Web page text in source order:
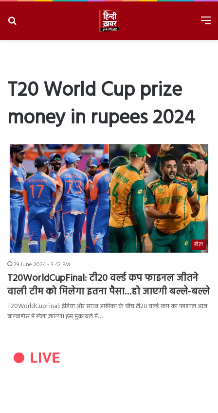
T20 World Cup prize
money in rupees 2024
खेल
29 June 2024 - 3:42 PM
T20WorldCupFinal: टी20 वर्ल्ड कप फाइनल जीतने
वाली टीम को मिलेगा इतना पैसा…हो जाएगी बल्ले-बल्ले
T20WorldCupFinal: इंडिया और साउथ अफ्रीका के बीच टी20 वर्ल्ड कप का फाइनल आज
बारबाडोस में खेला जाएगा। इस मुकाबले में…